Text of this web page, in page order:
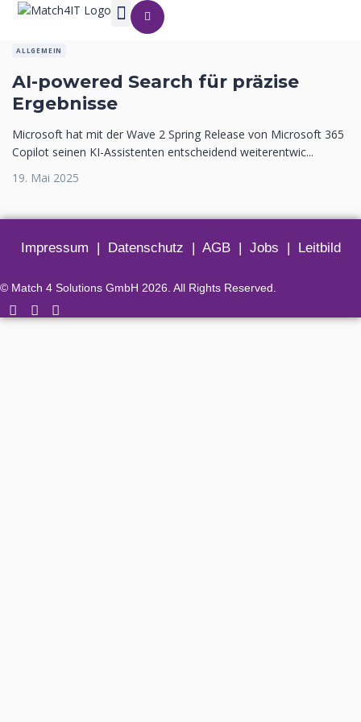
ALLGEMEIN
AI-powered Search für präzise
Ergebnisse
Microsoft hat mit der Wave 2 Spring Release von Microsoft 365
Copilot seinen KI-Assistenten entscheidend weiterentwic...
19. Mai 2025
Impressum | Datenschutz | AGB| Jobs | Leitbild
© Match 4 Solutions GmbH 2026. All Rights Reserved.